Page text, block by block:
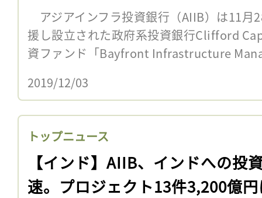
2160億円
アジアインフラ投資銀行（AIIB）は11月
援し設立された政府系投資銀行Clifford
資ファンド「Bayfront Infrastructure
2019/12/03
トップニュース
【インド】AIIB、インドへの投
速。プロジェクト13件3,200億